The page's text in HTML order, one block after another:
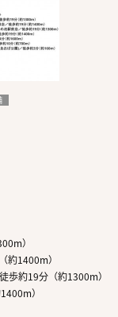
）
約1400m）
歩約19分（約1300m）
）